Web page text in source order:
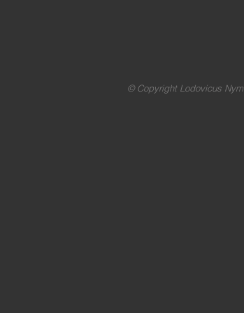
© Copyright Lodovicus Nym